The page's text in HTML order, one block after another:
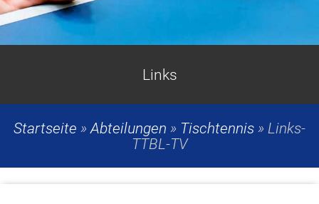
Links
Startseite »Abteilungen » Tischtennis » Links-
TTBL-TV